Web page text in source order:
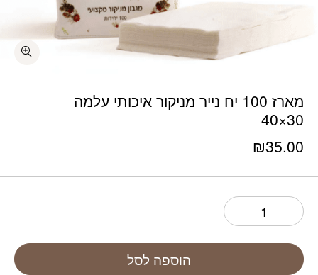
מארז 100 יח נייר מניקור איכותי עלמה
30×40
₪35.00
הוספה לסל